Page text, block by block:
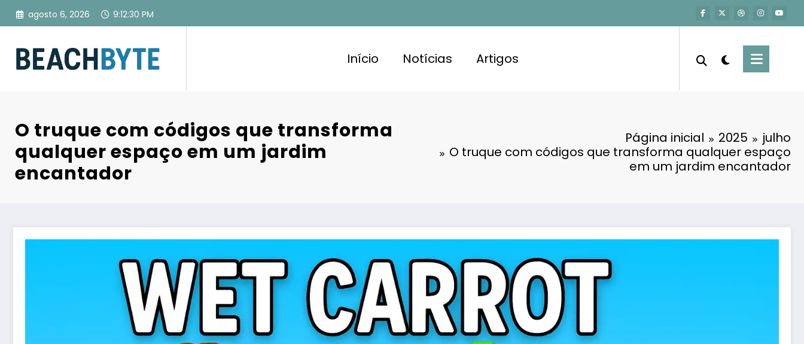
Pular
para
conteúdo
agosto 6, 2026 9:12:31 PM
Início Notícias Artigos
O truque com códigos que transforma
qualquer espaço em um jardim
encantador
Página inicial 2025
julho
O truque com códigos que transforma qualquer espaço
em um jardim encantador